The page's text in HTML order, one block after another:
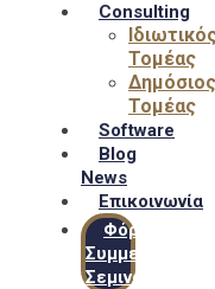
Consulting
Τομέας
Δημόσιος
Τομέας
Software
Blog
News
Επικοινωνία
Φόρμα
Συμμετοχής
Σεμιναρίων